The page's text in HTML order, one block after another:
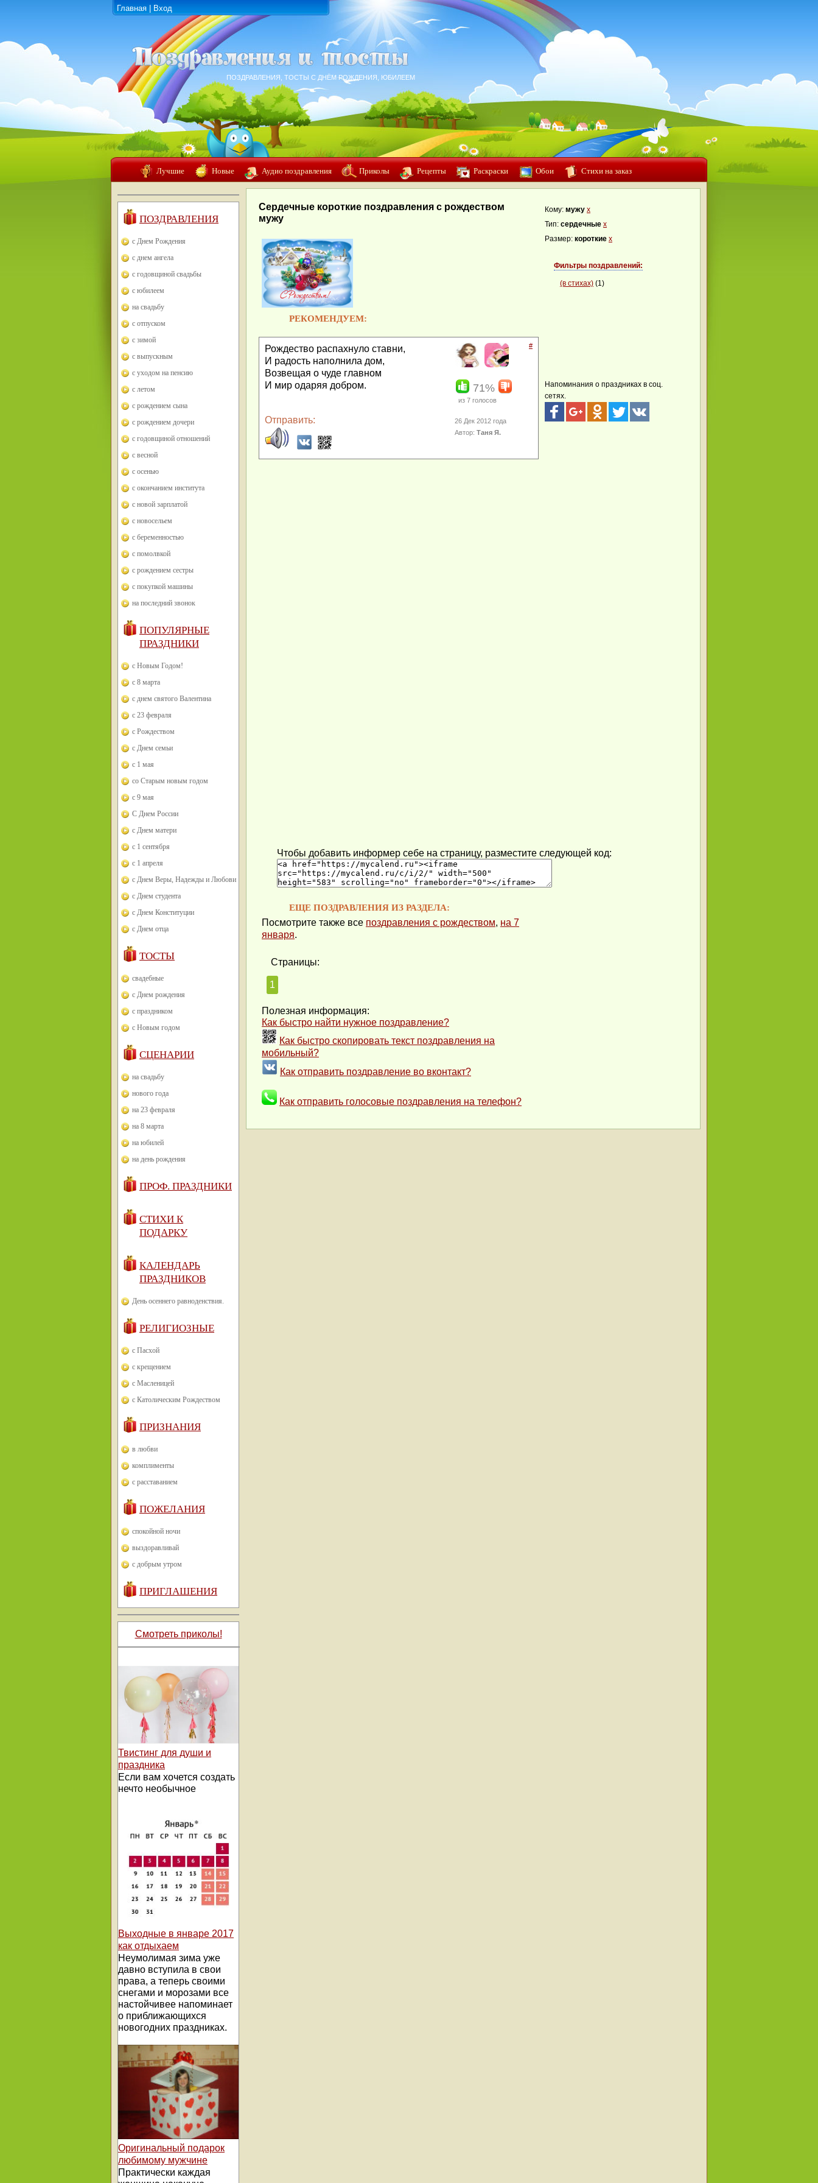
Главная Вход
ПОЗДРАВЛЕНИЯ, ТОСТЫ С ДНЁМ РОЖДЕНИЯ, ЮБИЛЕЕМ
Лучшие Новые Аудио поздравления Приколы Рецепты Раскраски Обои Стихи на заказ
ПОЗДРАВЛЕНИЯ
с Днем Рождения
с днем ангела
с годовщиной свадьбы
с юбилеем
на свадьбу
с отпуском
с зимой
с выпускным
с уходом на пенсию
с летом
с рождением сына
с рождением дочери
с годовщиной отношений
с весной
с осенью
с окончанием института
с новой зарплатой
с новосельем
с беременностью
с помолвкой
с рождением сестры
с покупкой машины
на последний звонок
ПОПУЛЯРНЫЕ
ПРАЗДНИКИ
с Новым Годом!
с 8 марта
с днем святого Валентина
с 23 февраля
с Рождеством
с Днем семьи
с 1 мая
со Старым новым годом
с 9 мая
С Днем России
с Днем матери
с 1 сентября
с 1 апреля
с Днем Веры, Надежды и Любови
с Днем студента
с Днем Конституции
с Днем отца
ТОСТЫ
свадебные
с Днем рождения
с праздником
с Новым годом
СЦЕНАРИИ
на свадьбу
нового года
на 23 февраля
на 8 марта
на юбилей
на день рождения
ПРОФ. ПРАЗДНИКИ
СТИХИ К
ПОДАРКУ
КАЛЕНДАРЬ
ПРАЗДНИКОВ
День осеннего равноденствия.
РЕЛИГИОЗНЫЕ
с Пасхой
с крещением
с Масленицей
с Католическим Рождеством
ПРИЗНАНИЯ
в любви
комплименты
с расставанием
ПОЖЕЛАНИЯ
спокойной ночи
выздоравливай
с добрым утром
ПРИГЛАШЕНИЯ
Смотреть приколы!
Твистинг для души и
праздника
Если вам хочется создать
нечто необычное
Выходные в январе 2017
как отдыхаем
Неумолимая зима уже
давно вступила в свои
права, а теперь своими
снегами и морозами все
настойчивее напоминает
о приближающихся
новогодних праздниках.
Оригинальный подарок
любимому мужчине
Практически каждая
Сердечные короткие поздравления с рождеством
мужу
РЕКОМЕНДУЕМ:
Рождество распахнуло ставни,
И радость наполнила дом,
Возвещая о чуде главном
И мир одаряя добром.
#
71%
из 7 голосов
Отправить:
26 Дек 2012 года
Автор:Таня Я.
Чтобы добавить информер себе на страницу, разместите следующей код:
ЕЩЕ ПОЗДРАВЛЕНИЯ ИЗ РАЗДЕЛА:
Посмотрите также все поздравления с рождеством, на 7
января.
Страницы:
1
Полезная информация:
Как быстро найти нужное поздравление?
Как быстро скопировать текст поздравления на
мобильный?
Как отправить поздравление во вконтакт?
Как отправить голосовые поздравления на телефон?
Кому: мужу x
Тип: сердечные x
Размер: короткие x
Фильтры поздравлений:
(в стихах) (1)
Напоминания о праздниках в соц.
сетях.